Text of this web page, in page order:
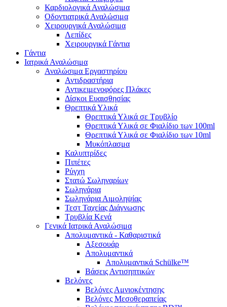
Καρδιολογικά Αναλώσιμα
Οδοντιατρικά Αναλώσιμα
Χειρουργικά Αναλώσιμα
Λεπίδες
Χειρουργικά Γάντια
Γάντια
Ιατρικά Αναλώσιμα
Αναλώσιμα Εργαστηρίου
Αντιδραστήρια
Αντικειμενοφόρες Πλάκες
Δίσκοι Ευαισθησίας
Θρεπτικά Υλικά
Θρεπτικά Υλικά σε Τρυβλίο
Θρεπτικά Υλικά σε Φιαλίδιο των 100ml
Θρεπτικά Υλικά σε Φιαλίδιο των 10ml
Μυκόπλασμα
Καλυπτρίδες
Πιπέτες
Ρύγχη
Στατώ Σωληναρίων
Σωληνάρια
Σωληνάρια Αιμοληψίας
Τεστ Ταχείας Διάγνωσης
Τρυβλία Κενά
Γενικά Ιατρικά Αναλώσιμα
Απολυμαντικά - Καθαριστικά
Αξεσουάρ
Απολυμαντικά
Απολυμαντικά Schülke™
Βάσεις Αντισηπτικών
Βελόνες
Βελόνες Αμνιοκέντησης
Βελόνες Μεσοθεραπείας